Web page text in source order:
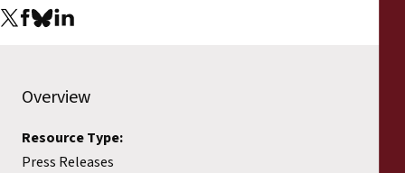
Overview
Resource Type:
Press Releases